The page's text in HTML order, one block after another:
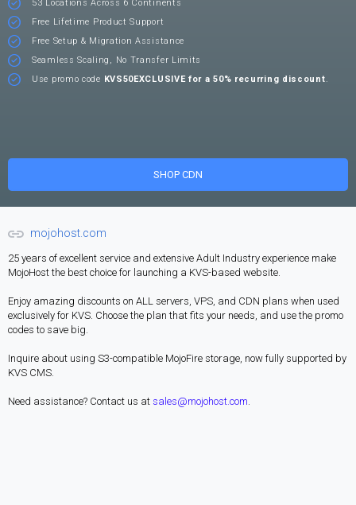
53 Locations Across 6 Continents
Free Lifetime Product Support
Free Setup & Migration Assistance
Seamless Scaling, No Transfer Limits
Use promo code KVS50EXCLUSIVE for a 50% recurring discount.
SHOP CDN
mojohost.com
25 years of excellent service and extensive Adult Industry experience make
MojoHost the best choice for launching a KVS-based website.
Enjoy amazing discounts on ALL servers, VPS, and CDN plans when used
exclusively for KVS. Choose the plan that fits your needs, and use the promo
codes to save big.
Inquire about using S3-compatible MojoFire storage, now fully supported by
KVS CMS.
Need assistance? Contact us at sales@mojohost.com.